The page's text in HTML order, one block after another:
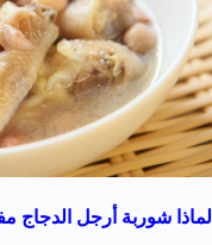
لماذا شوربة أرجل الدجاج